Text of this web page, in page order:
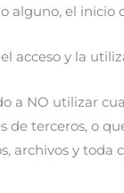
alguno, el
acceso y la
a NO utilizar
de terceros, o
archivos y